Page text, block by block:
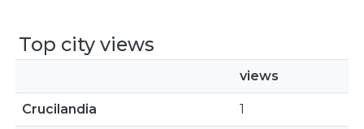
Top city views
views
Crucilandia 1